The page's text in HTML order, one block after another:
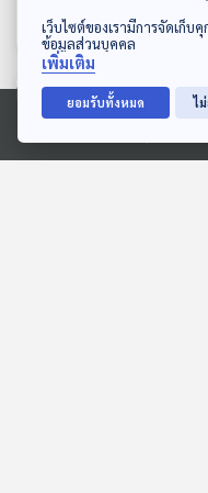
ดาวน์โหลด Thai PBS Podcast
Ⓒ 2020 องค์การกระจายเสียงและแพร่ภาพ
ตอนที่เกี่ยวข้อง
เว็บไซต์ของเรามีการจัดเก็
ข้อมูลส่วนบุคคล
เพิ่มเติม
ยอมรับทั้งหมด ไ